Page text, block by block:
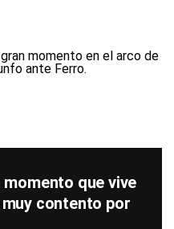
que vive
muy contento por